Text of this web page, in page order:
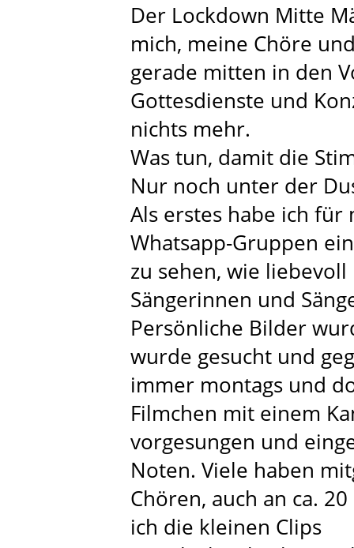
Der Lockdown Mitte
mich, meine Chöre
gerade mitten in den
Gottesdienste und
nichts mehr.
Was tun, damit die
Nur noch unter der
Als erstes habe ich für
Whatsapp-Gruppen
zu sehen, wie
Sängerinnen und
Persönliche Bilder
wurde gesucht und
immer montags und
Filmchen mit einem
vorgesungen und
Noten. Viele haben
Chören, auch an ca.
ich die kleinen Clips